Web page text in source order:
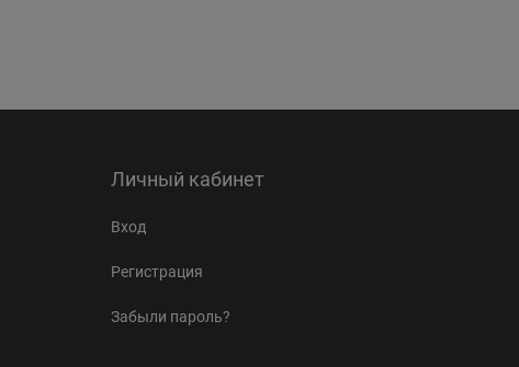
Личный кабинет
Вход
Регистрация
Забыли пароль?